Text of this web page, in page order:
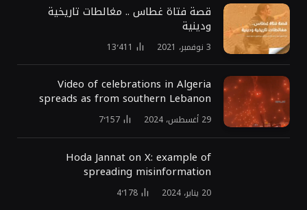
قصة فتاة غطاس .. مغالطات تاريخية
ودينية
3 نوفمبر، 2021 13٬411
Video of celebrations in Algeria
spreads as from southern Lebanon
29 أغسطس، 2024 7٬157
Hoda Jannat on X: example of
spreading misinformation
20 يناير، 2024 4٬178